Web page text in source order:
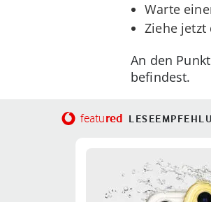
Warte
Ziehe jetzt
An den
befindest.
featured